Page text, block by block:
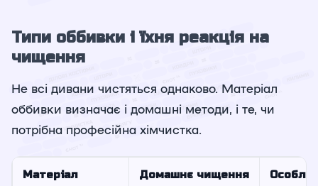
Типи оббивки і їхня реакція на
чищення
Не всі дивани чистяться однаково. Матеріал
оббивки визначає і домашні методи, і те, чи
потрібна професійна хімчистка.
Матеріал Домашнє чищення